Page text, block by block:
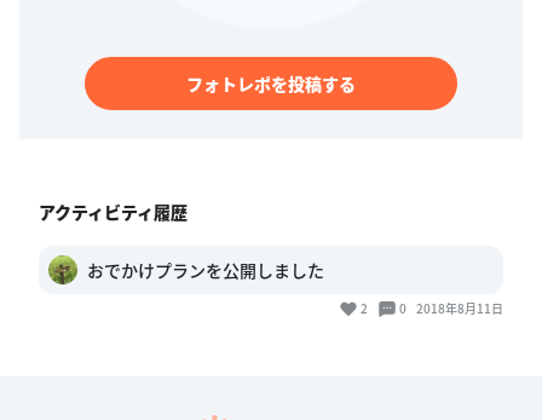
フォトレポを投稿する
アクティビティ履歴
おでかけプランを公開しました
2 0 2018年8月11日